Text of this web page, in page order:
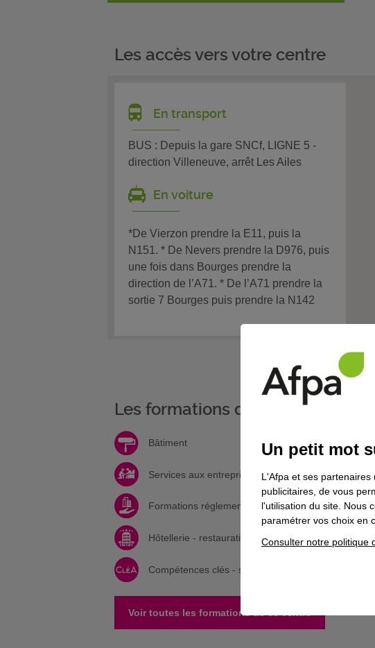
Les accès vers votre centre
En transport
BUS : Depuis la gare SNCf, LIGNE 5 -
direction Villeneuve, arrêt Les Ailes
En voiture
*De Vierzon prendre la E11, puis la
N151. * De Nevers prendre la D976, puis
une fois dans Bourges prendre la
direction de l’A71. * De l’A71 prendre la
sortie 7 Bourges puis prendre la N142
Les formations de votre centre
Bâtiment
Services aux entreprises et à la personne
Formations réglementaires
Hôtellerie - restauration - tourisme - loisirs
Compétences clés - socle
Voir toutes les formations de ce centre
Un petit mot
L'Afpa et ses
publicitaires, de vous
l'utilisation du site. Nous
paramétrer vos choix en
Consulter notre politique